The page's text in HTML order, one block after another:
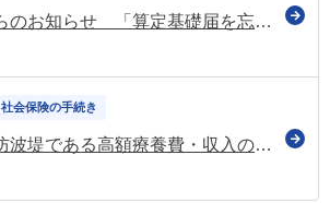
日本年金機構からのお知らせ 「算定基礎届を忘れずにご提出ください」などの情報を掲載（令和8年6月号）
社会保険の手続き
医療費支払いの防波堤である高額療養費・収入の命綱である傷病手当金 協会けんぽがコラムで紹介